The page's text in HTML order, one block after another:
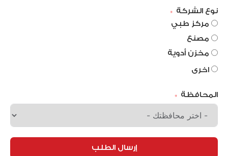
نوع الشركة
مركز طبي
مصنع
مخزن أدوية
اخرى
المحافظة
إرسال الطلب